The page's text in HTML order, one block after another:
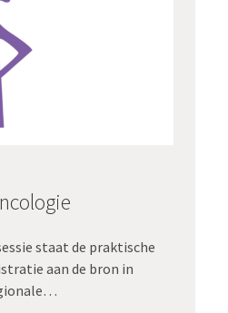
staat de praktische
aan de bron in